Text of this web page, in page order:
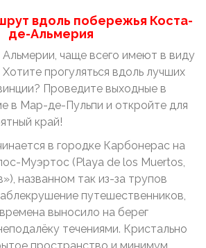
вдоль побережья Коста-
де-Альмерия
Альмерии, чаще всего имеют в виду
прогуляться вдоль лучших
Проведите выходные в
в Мар-де-Пульпи и откройте для
край!
в городке Карбонерас на
Муэртос (Playa de los Muertos,
названном так из-за трупов
путешественников,
выносило на берег
течениями. Кристально